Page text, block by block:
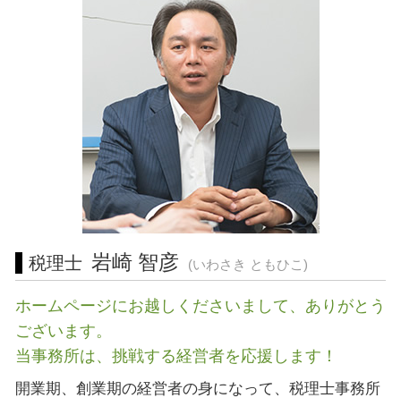
リスクマネジメント 分析 手法
認定経営革新等支援 機関 一覧
介護事業 許認可
宅地建物取引業 免許
許認可 相模原市 税理士 相談
起業支援 神奈川県 相談
経営相談 岐阜県 税理士 相談
税務相談 岐阜県 相談
経営相談 岐阜県 税理士
経営相談 川崎市 税理士 相談
起業支援 東海地方 税理士 相談
税務相談 岐阜県 税理士
経営相談 東京都 税理士 相談
営業 許認可 申請 愛知県 税理士
税理士 岩崎 智彦 (いわさき ともひこ)
ホームページにお越しくださいまして、ありがとう
ございます。
当事務所は、挑戦する経営者を応援します！
開業期、創業期の経営者の身になって、税理士事務所